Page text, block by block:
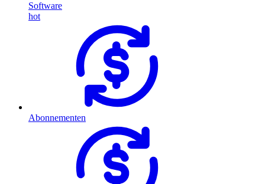
Software
hot
Abonnementen